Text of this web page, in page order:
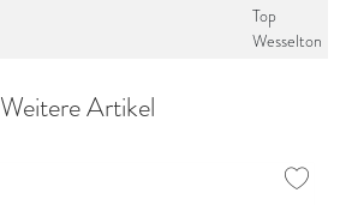
Top
Wesselton
Weitere Artikel